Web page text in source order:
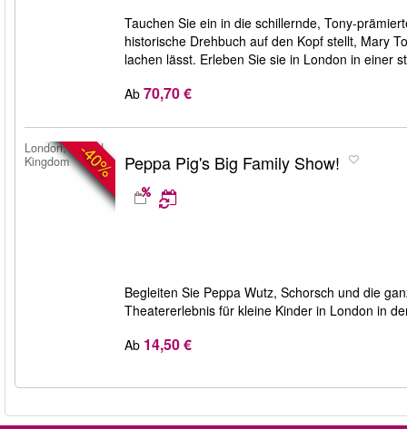
Tauchen Sie ein in die schillernde, Tony-
historische Drehbuch auf den Kopf stellt, Mary
lachen lässt. Erleben Sie sie in London in einer
Ab 70,70 €
-40%
London, United
Kingdom
Peppa Pig's Big Family Show!
Begleiten Sie Peppa Wutz, Schorsch und die
Theatererlebnis für kleine Kinder in London in
Ab 14,50 €